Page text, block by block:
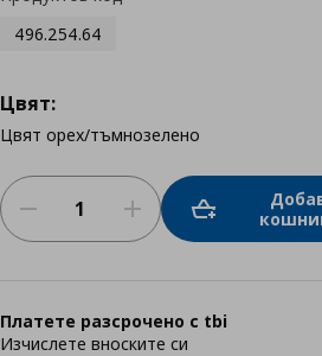
496.254.64
Цвят:
Цвят орех/тъмнозелено
Платете разсрочено с tbi
Изчислете вноските си